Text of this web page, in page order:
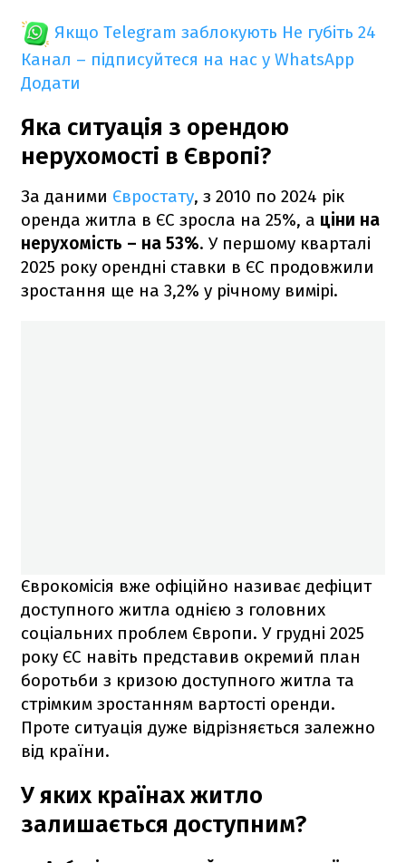
Якщо Telegram заблокують Не губіть 24
Канал – підписуйтеся на нас у WhatsApp
Додати
Яка ситуація з орендою
нерухомості в Європі?
За даними Євростату, з 2010 по 2024 рік
оренда житла в ЄС зросла на 25%, а ціни на
нерухомість – на 53%. У першому кварталі
2025 року орендні ставки в ЄС продовжили
зростання ще на 3,2% у річному вимірі.
Єврокомісія вже офіційно називає дефіцит
доступного житла однією з головних
соціальних проблем Європи. У грудні 2025
року ЄС навіть представив окремий план
боротьби з кризою доступного житла та
стрімким зростанням вартості оренди.
Проте ситуація дуже відрізняється залежно
від країни.
У яких країнах житло
залишається доступним?